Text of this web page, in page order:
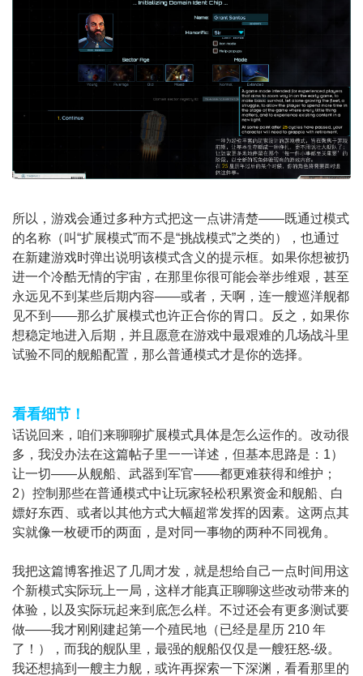
所以，游戏会通过多种方式把这一点讲清楚——既通过模式
的名称（叫“扩展模式”而不是“挑战模式”之类的），也通过
在新建游戏时弹出说明该模式含义的提示框。如果你想被扔
进一个冷酷无情的宇宙，在那里你很可能会举步维艰，甚至
永远见不到某些后期内容——或者，天啊，连一艘巡洋舰都
见不到——那么扩展模式也许正合你的胃口。反之，如果你
想稳定地进入后期，并且愿意在游戏中最艰难的几场战斗里
试验不同的舰船配置，那么普通模式才是你的选择。
看看细节！
话说回来，咱们来聊聊扩展模式具体是怎么运作的。改动很
多，我没办法在这篇帖子里一一详述，但基本思路是：1）
让一切——从舰船、武器到军官——都更难获得和维护；
2）控制那些在普通模式中让玩家轻松积累资金和舰船、白
嫖好东西、或者以其他方式大幅超常发挥的因素。这两点其
实就像一枚硬币的两面，是对同一事物的两种不同视角。
我把这篇博客推迟了几周才发，就是想给自己一点时间用这
个新模式实际玩上一局，这样才能真正聊聊这些改动带来的
体验，以及实际玩起来到底怎么样。不过还会有更多测试要
做——我才刚刚建起第一个殖民地（已经是星历 210 年
了！），而我的舰队里，最强的舰船仅仅是一艘狂怒-级。
我还想搞到一艘主力舰，或许再探索一下深渊，看看那里的